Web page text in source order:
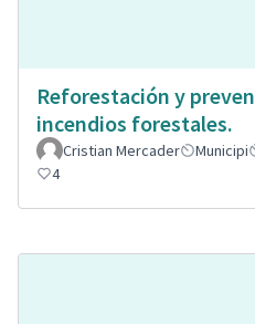
Reforestación y
incendios forestales.
Cristian Mercader Municipi
4